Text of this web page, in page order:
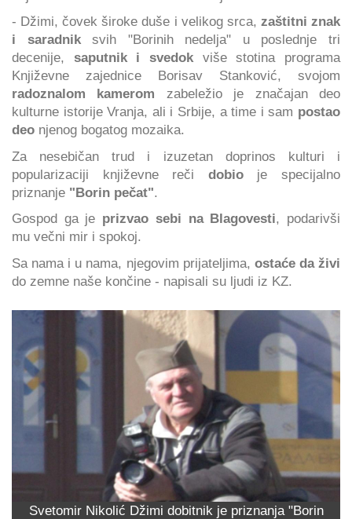
- Džimi, čovek široke duše i velikog srca, zaštitni znak
i saradniksvih "Borinih nedelja" u poslednje tri
decenije, saputnik i svedok više stotina programa
Književne zajednice Borisav Stanković, svojom
radoznalom kamerom zabeležio je značajan deo
kulturne istorije Vranja, ali i Srbije, a time i sam postao
deo njenog bogatog mozaika.
Za nesebičan trud i izuzetan doprinos kulturi i
popularizaciji književne reči dobioje specijalno
priznanje "Borin pečat".
Gospod ga je prizvao sebi na Blagovesti, podarivši
mu večni mir i spokoj.
Sa nama i u nama, njegovim prijateljima, ostaće da živi
do zemne naše končine - napisali su ljudi iz KZ.
Svetomir Nikolić Džimi dobitnik je priznanja "Borin